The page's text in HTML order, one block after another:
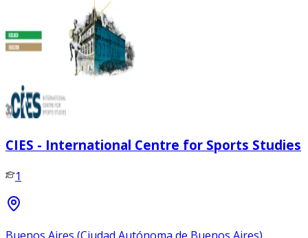
CIES - International Centre for Sports Studies
1